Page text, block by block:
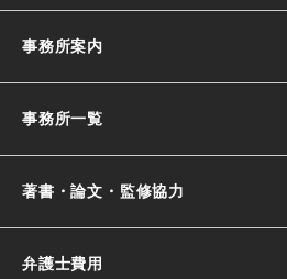
事務所案内
事務所一覧
著書・論文・監修協力
弁護士費用